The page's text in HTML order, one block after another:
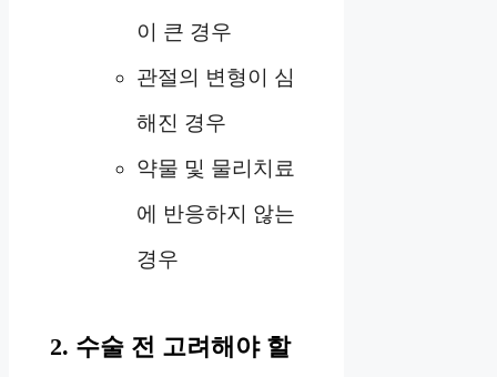
이 큰 경우
관절의 변형이 심
해진 경우
약물 및 물리치료
에 반응하지 않는
경우
2. 수술 전 고려해야 할